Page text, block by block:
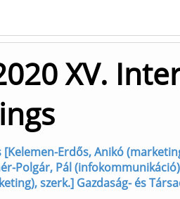
XV.
Erdős, Anikó
Polgár, Pál
szerk.] Gazdaság- és